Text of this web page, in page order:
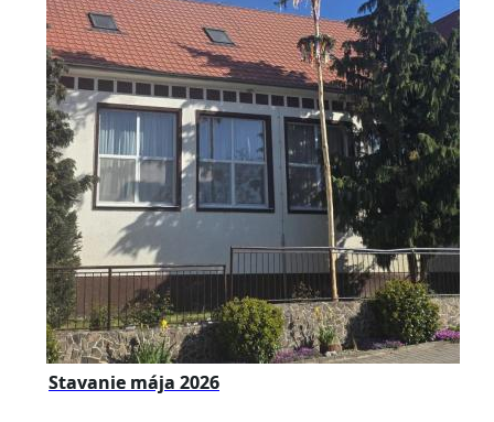
Stavanie mája 2026